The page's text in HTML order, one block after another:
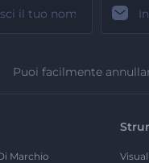
Puoi facilmente
Marchio